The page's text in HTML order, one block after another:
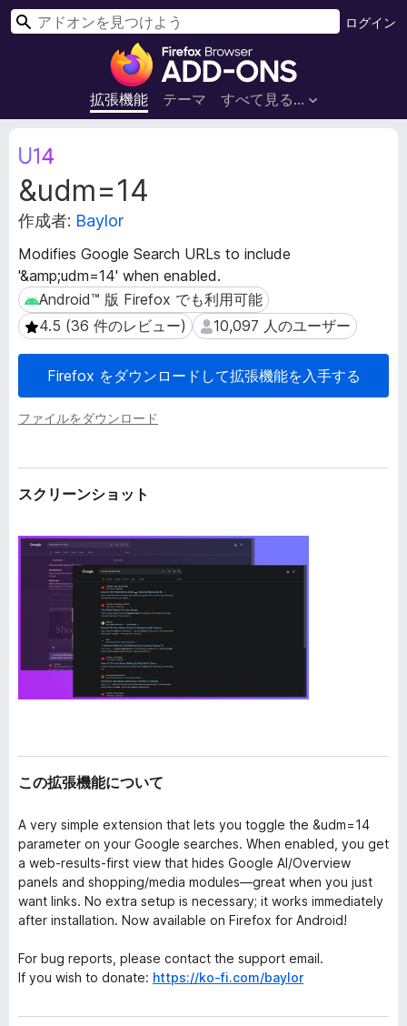
F
r
e
ウ
ザ
ー
ア
ド
オ
ン
拡張機能 テーマ すべて見る...
ログイン
検
&udm=14
作成者: Baylor
Modifies Google Search URLs to include
'&amp;udm=14' when enabled.
Android™ 版 Firefox でも利用可能
Android™ 版 Firefox でも利用可能
4.5 (36 件のレビュー)
4.5 (36 件のレビュー) 10,097 人のユーザー
10,097 人のユーザー
Firefox をダウンロードして拡張機能を入手する
ファイルをダウンロード
拡
張
機
能
メ
デ
ー
タ
スクリーンショット
この拡張機能について
A very simple extension that lets you toggle the &udm=14
parameter on your Google searches. When enabled, you get
a web-results-first view that hides Google AI/Overview
panels and shopping/media modules—great when you just
want links. No extra setup is necessary; it works immediately
after installation. Now available on Firefox for Android!
For bug reports, please contact the support email.
If you wish to donate: https://ko-fi.com/baylor